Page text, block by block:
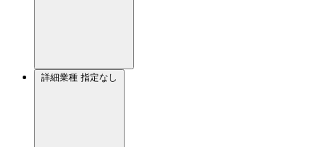
詳細業種 指定なし